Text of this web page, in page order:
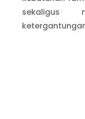
sekaligus